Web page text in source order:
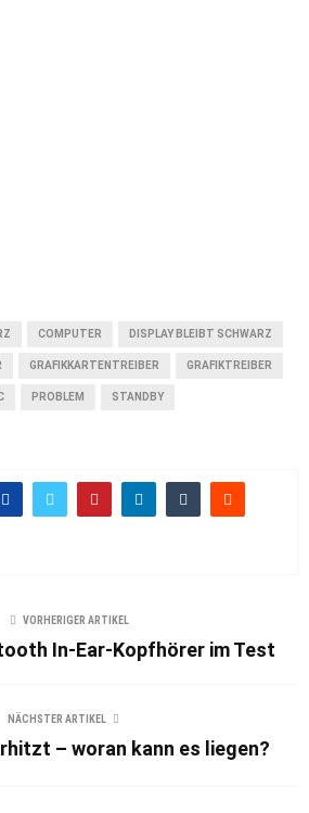
COMPUTER DISPLAY BLEIBT SCHWARZ
GRAFIKKARTENTREIBER GRAFIKTREIBER
PROBLEM STANDBY
VORHERIGER ARTIKEL
In-Ear-Kopfhörer im Test
NÄCHSTER ARTIKEL
– woran kann es liegen?